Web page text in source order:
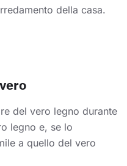
della casa.
del vero legno durante
legno e, se lo
a quello del vero